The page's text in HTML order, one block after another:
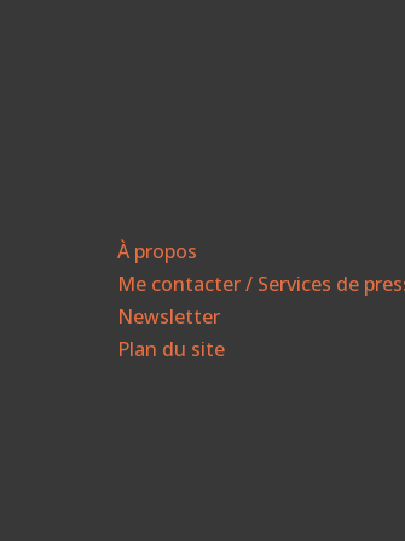
À propos
Me contacter / Services de
Newsletter
Plan du site